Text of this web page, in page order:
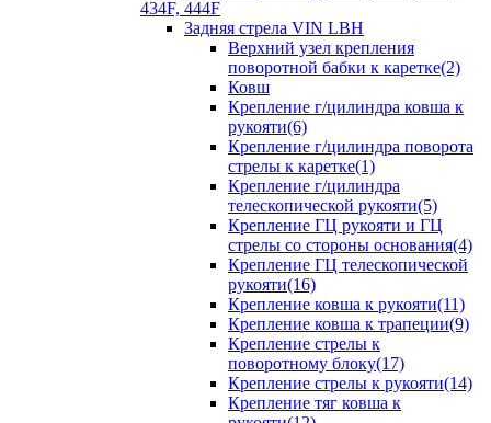
434F, 444F
Задняя стрела VIN LBH
Верхний узел крепления
поворотной бабки к каретке(2)
Ковш
Крепление г/цилиндра ковша к
рукояти(6)
Крепление г/цилиндра поворота
стрелы к каретке(1)
Крепление г/цилиндра
телескопической рукояти(5)
Крепление ГЦ рукояти и ГЦ
стрелы со стороны основания(4)
Крепление ГЦ телескопической
рукояти(16)
Крепление ковша к рукояти(11)
Крепление ковша к трапеции(9)
Крепление стрелы к
поворотному блоку(17)
Крепление стрелы к рукояти(14)
Крепление тяг ковша к